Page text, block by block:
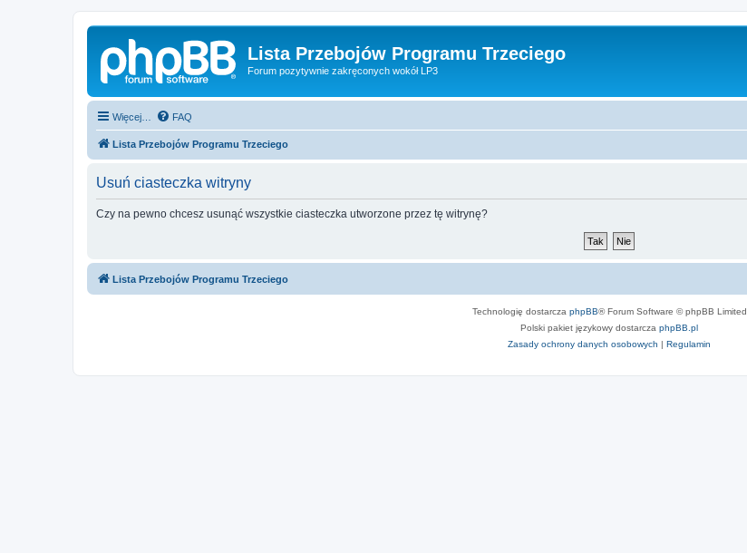
Lista Przebojów Programu Trzeciego
Forum pozytywnie zakręconych wokół LP3
Więcej… FAQ
Lista Przebojów Programu Trzeciego
Usuń ciasteczka witryny
Czy na pewno chcesz usunąć wszystkie ciasteczka utworzone przez tę witrynę?
Lista Przebojów Programu Trzeciego
Technologię dostarcza phpBB® Forum Software © phpBB Limited
Polski pakiet językowy dostarcza phpBB.pl
Zasady ochrony danych osobowych | Regulamin